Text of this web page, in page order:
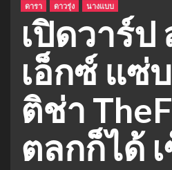
ดารา ดาวรุ่ง นางแบบ
เปิดวาร์ป
เอ็กซ์ แซ่
ติช่า
ตลกก็ได้